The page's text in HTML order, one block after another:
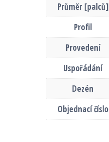
Průměr [palců]
Profil
Provedení
Uspořádání
Dezén
Objednací číslo